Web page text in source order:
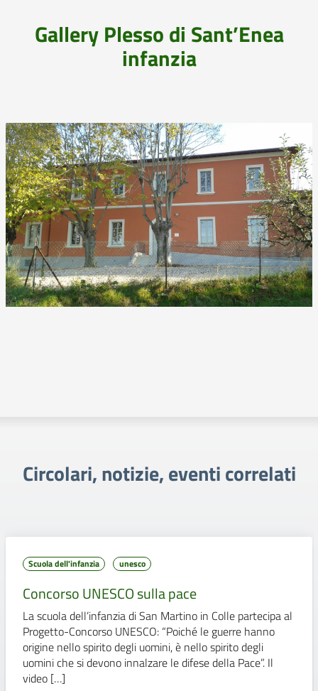
Gallery Plesso di Sant’Enea
infanzia
Circolari, notizie, eventi correlati
Scuola dell'infanzia unesco
Concorso UNESCO sulla pace
La scuola dell’infanzia di San Martino in Colle partecipa al
Progetto-Concorso UNESCO: “Poiché le guerre hanno
origine nello spirito degli uomini, è nello spirito degli
uomini che si devono innalzare le difese della Pace”. Il
video […]